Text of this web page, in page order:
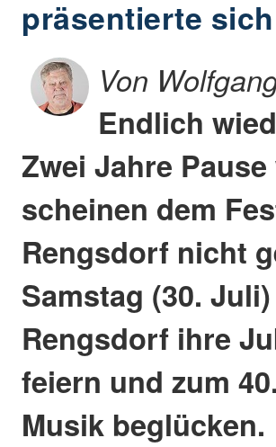
präsentierte
Von
Endlich
Zwei Jahre
scheinen dem
Rengsdorf nicht
Samstag (30.
Rengsdorf ihre
feiern und zum
Musik beglücken.